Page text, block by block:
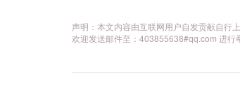
声明：本文内容由互联网用户自发贡献自行
欢迎发送邮件至：403855638#qq.com 进行